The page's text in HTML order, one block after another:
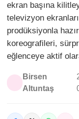
ekran başına
televizyon
prodüksiyonla
koreografileri,
eğlenceye aktif
Birsen
Altuntaş